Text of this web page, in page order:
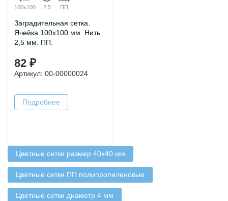
100х100 2,5 ПП
Заградительная сетка.
Ячейка 100х100 мм. Нить
2,5 мм. ПП.
82 ₽
Артикул: 00-00000024
Подробнее
Цветные сетки размер 40х40 мм
Цветные сетки ПП полипропиленовые
Цветные сетки диаметр 4 мм